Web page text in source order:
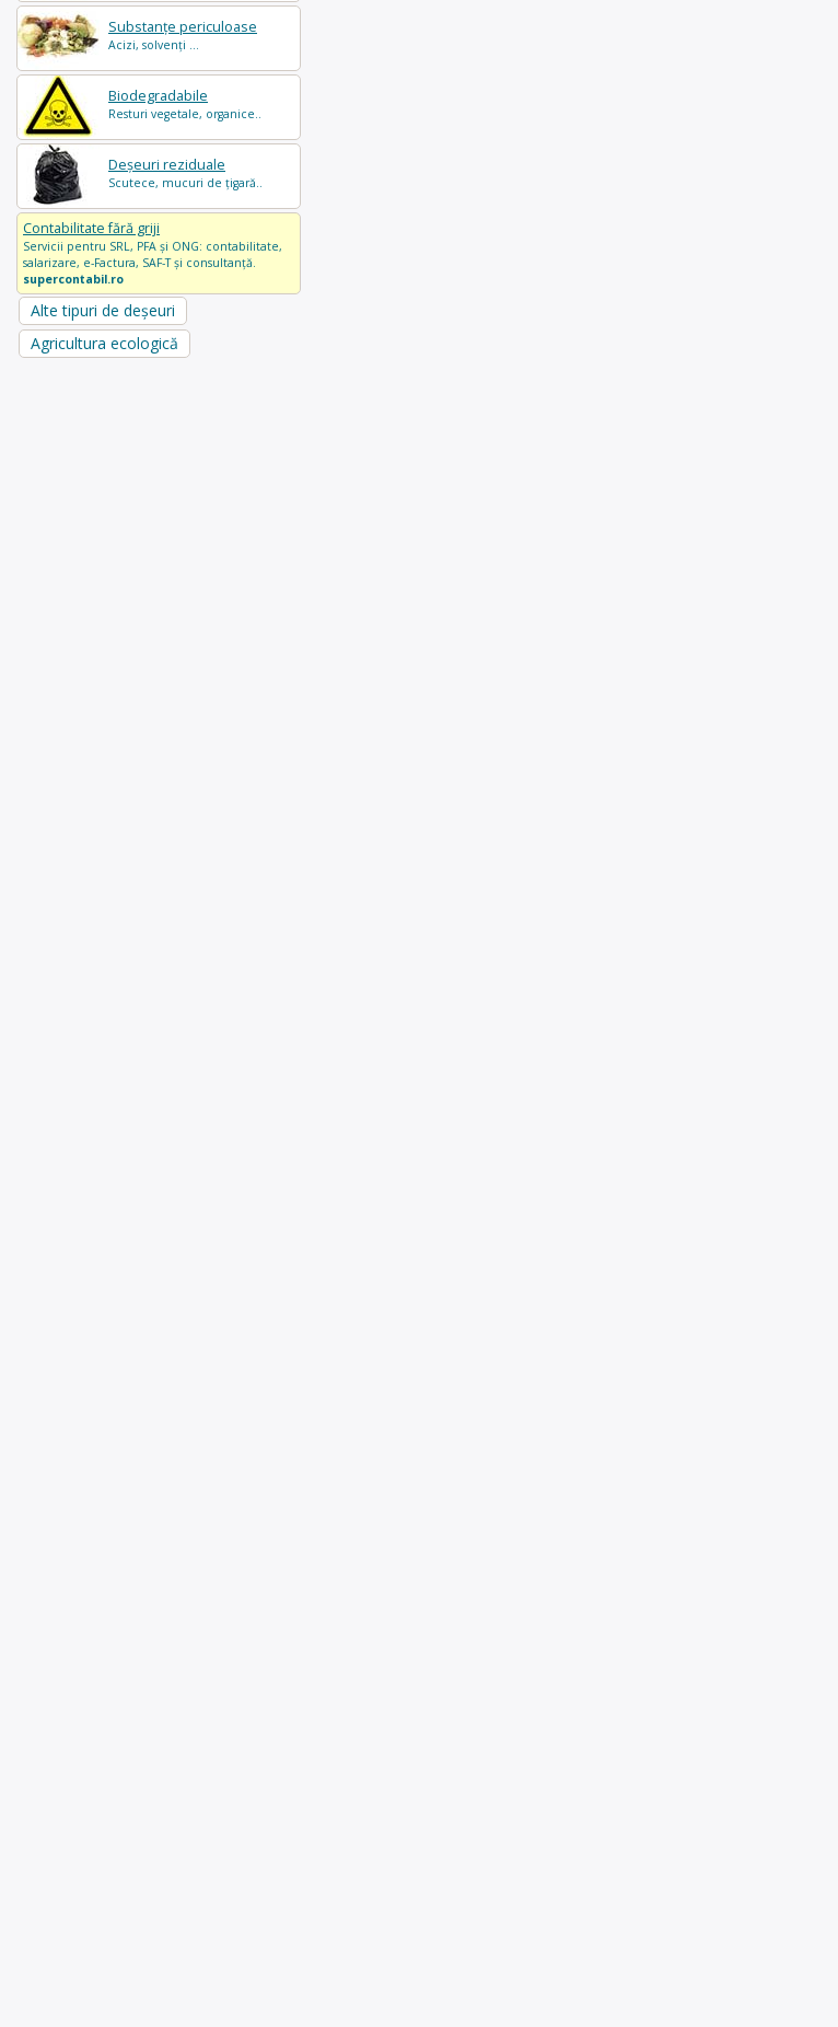
Substanțe periculoase
Acizi, solvenți ...
Biodegradabile
Resturi vegetale, organice..
Deșeuri reziduale
Scutece, mucuri de țigară..
Contabilitate fără griji
Servicii pentru SRL, PFA și ONG: contabilitate,
salarizare, e-Factura, SAF-T și consultanță.
supercontabil.ro
Alte tipuri de deșeuri
Agricultura ecologică